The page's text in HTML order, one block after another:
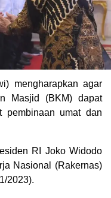
mengharapkan agar
Masjid (BKM) dapat
pembinaan umat dan
RI Joko Widodo
Nasional (Rakernas)
2023).